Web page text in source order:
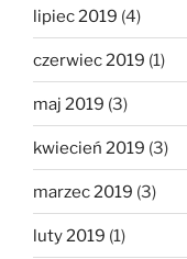
lipiec 2019 (4)
czerwiec 2019 (1)
maj 2019 (3)
kwiecień 2019 (3)
marzec 2019 (3)
luty 2019 (1)